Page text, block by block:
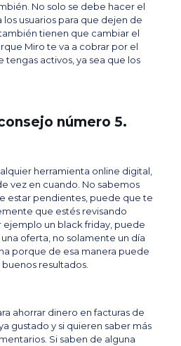
No solo se debe hacer el
usuarios para que dejen de
tienen que cambiar el
Miro te va a cobrar por el
tengas activos, ya sea que los
número 5.
herramienta online digital,
vez en cuando. No sabemos
estar pendientes, puede que te
que estés revisando
un black friday, puede
oferta, no solamente un día
porque de esa manera puede
resultados.
ahorrar dinero en facturas de
gustado y si quieren saber más
Si saben de alguna